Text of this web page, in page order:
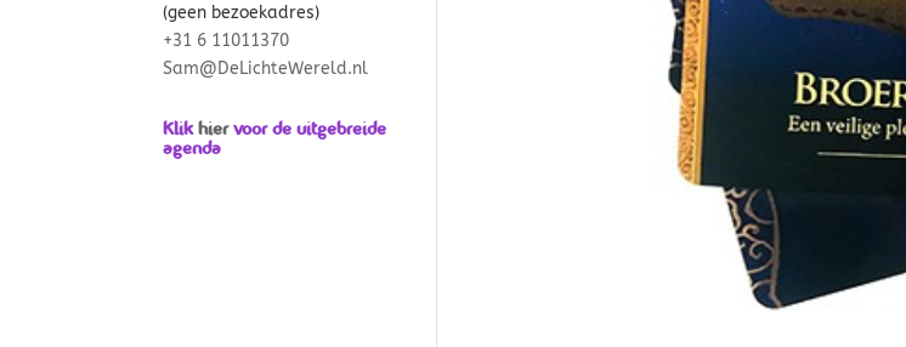
(geen bezoekadres)
+31 6 11011370
Sam@DeLichteWereld.nl
Klikhiervoor de uitgebreide
agenda